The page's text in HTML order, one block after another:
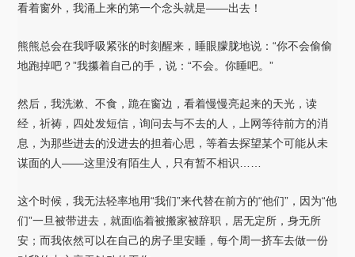
看着窗外，我涌上来的第一个念头就是——出去！
熊熊总会在我呼吸紧张的时刻醒来，睡眼朦胧地说：“你不会偷偷
地跑掉吧？”我攥着自己的手，说：“不会。你睡吧。”
然后，我洗漱、不食，跪在窗边，看着慢慢亮起来的天光，读
经，祈祷，四处发短信，询问去与不去的人，上网等待前方的消
息，为那些进去的没进去的担着心思，等着去探望某个可能从未
谋面的人——这里没有陌生人，只有暂不相识……
这个时候，我无法轻率地用“我们”来代替在前方的“他们”，因为“他
们”一旦被带进去，就面临着被搬家被辞职，居无定所，身无所
安；而我依然可以在自己的房子里安睡，每个周一挤车去做一份